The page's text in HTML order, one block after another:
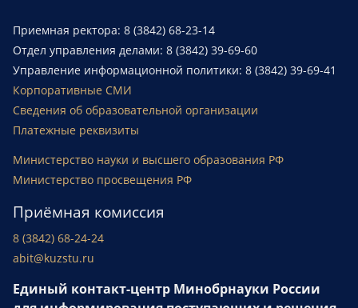
Приемная ректора: 8 (3842) 68-23-14
Отдел управления делами: 8 (3842) 39-69-60
Управление информационной политики: 8 (3842) 39-69-41
Корпоративные СМИ
Сведения об образовательной организации
Платежные реквизиты
Министерство науки и высшего образования РФ
Министерство просвещения РФ
Приёмная комиссия
8 (3842) 68-24-24
abit@kuzstu.ru
Единый контакт-центр Минобрнауки России